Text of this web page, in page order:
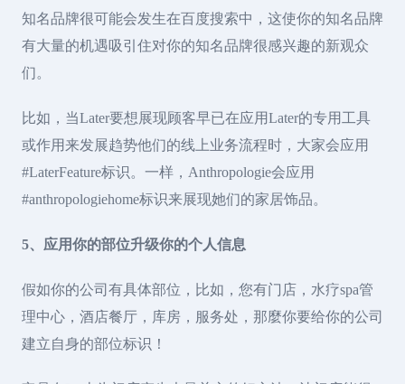
知名品牌很可能会发生在百度搜索中，这使你的知名品牌
有大量的机遇吸引住对你的知名品牌很感兴趣的新观众
们。
比如，当Later要想展现顾客早已在应用Later的专用工具
或作用来发展趋势他们的线上业务流程时，大家会应用
#LaterFeature标识。一样，Anthropologie会应用
#anthropologiehome标识来展现她们的家居饰品。
5、应用你的部位升级你的个人信息
假如你的公司有具体部位，比如，您有门店，水疗spa管
理中心，酒店餐厅，库房，服务处，那麼你要给你的公司
建立自身的部位标识！